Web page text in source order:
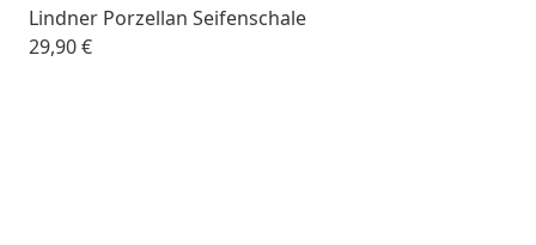
Lindner Porzellan Seifenschale
29,90 €